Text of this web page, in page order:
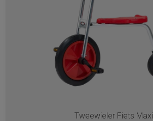
Tweewieler Fiets Maxi